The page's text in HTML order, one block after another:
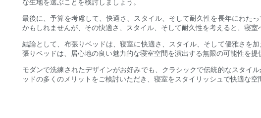
な生地を選ぶことを検討しましょう。
最後に、予算を考慮して、快適さ、スタイル、そして耐久性を長年にわた
かもしれませんが、その快適さ、スタイル、そして耐久性を考えると、寝室
結論として、布張りベッドは、寝室に快適さ、スタイル、そして優雅さを
張りベッドは、居心地の良い魅力的な寝室空間を演出する無限の可能性を提
モダンで洗練されたデザインがお好みでも、クラシックで伝統的なスタイ
ッドの多くのメリットをご検討いただき、寝室をスタイリッシュで快適な空